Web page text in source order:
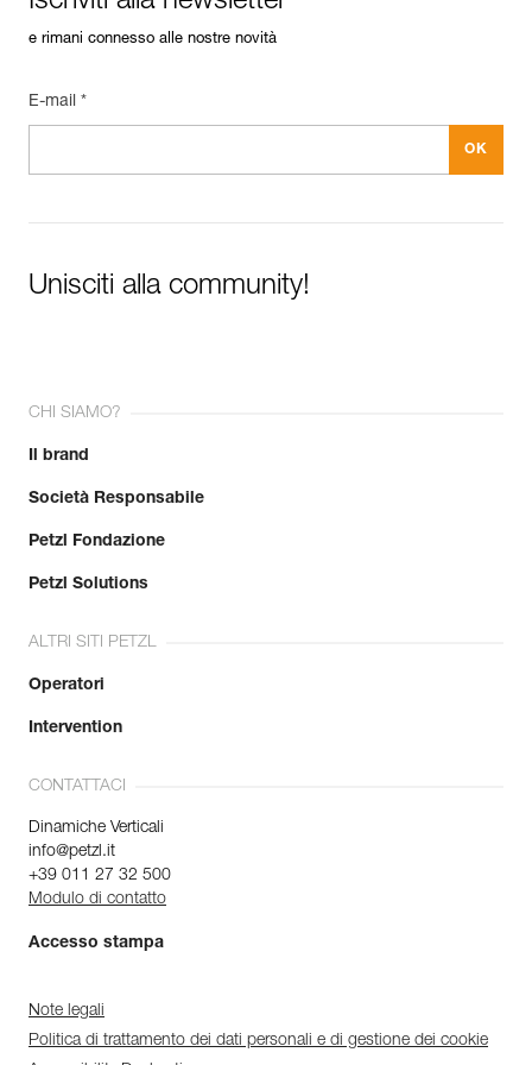
e rimani connesso alle nostre novità
E-mail *
Unisciti alla community!
CHI SIAMO?
Il brand
Società Responsabile
Petzl Fondazione
Petzl Solutions
ALTRI SITI PETZL
Operatori
Intervention
CONTATTACI
Dinamiche Verticali
info@petzl.it
+39 011 27 32 500
Modulo di contatto
Accesso stampa
Note legali
Politica di trattamento dei dati personali e di gestione dei cookie